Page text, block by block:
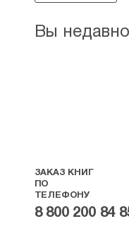
Вы
ЗАКАЗ КНИГ
ПО
ТЕЛЕФОНУ
8 800 200 84